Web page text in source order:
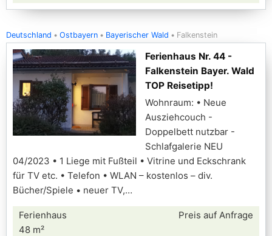
Deutschland Ostbayern Bayerischer Wald Falkenstein
Ferienhaus Nr. 44 -
Falkenstein Bayer. Wald
TOP Reisetipp!
Wohnraum: • Neue
Ausziehcouch -
Doppelbett nutzbar -
Schlafgalerie NEU
04/2023 • 1 Liege mit Fußteil • Vitrine und Eckschrank
für TV etc. • Telefon • WLAN – kostenlos – div.
Bücher/Spiele • neuer TV,
Ferienhaus
48 m²
Preis auf Anfrage